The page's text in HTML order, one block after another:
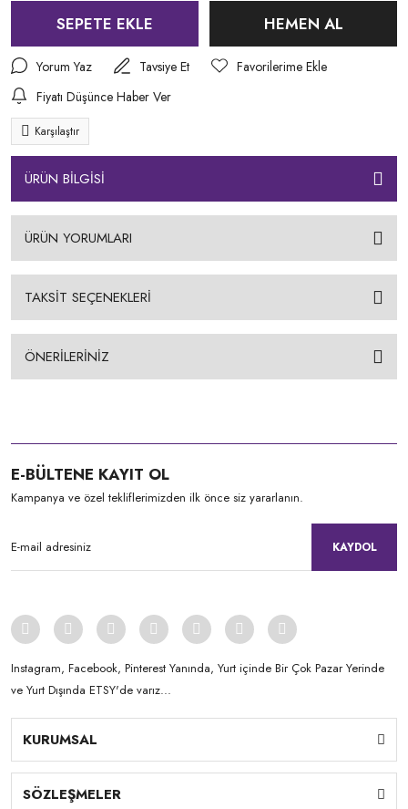
SEPETE EKLE HEMEN AL
Yorum Yaz
Tavsiye Et
Fiyatı Düşünce Haber Ver
Karşılaştır
ÜRÜN BİLGİSİ
ÜRÜN YORUMLARI
TAKSİT SEÇENEKLERİ
ÖNERİLERİNİZ
E-BÜLTENE KAYIT OL
Kampanya ve özel tekliflerimizden ilk önce siz yararlanın.
KAYDOL
Instagram, Facebook, Pinterest Yanında, Yurt içinde Bir Çok Pazar Yerinde
ve Yurt Dışında ETSY'de varız...
KURUMSAL
SÖZLEŞMELER